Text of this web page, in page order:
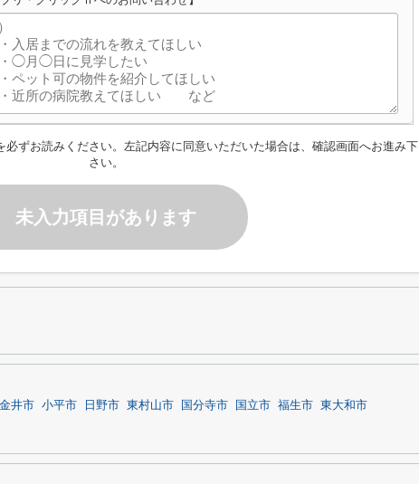
必ずお読みください。左記内容に同意いただいた場合は、確認画面へお進み下
さい。
未入力項目があります
井市 小平市 日野市 東村山市 国分寺市 国立市 福生市 東大和市